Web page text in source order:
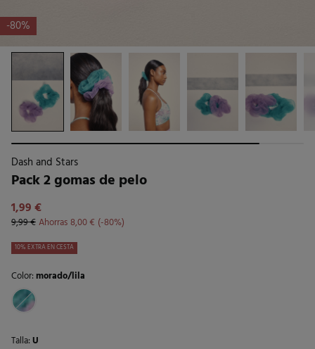
-80%
Dash and Stars
Pack 2 gomas de pelo
1,99 €
9,99 €Ahorras8,00 € 80
10% EXTRA EN CESTA
Color:morado/lila
Talla:U